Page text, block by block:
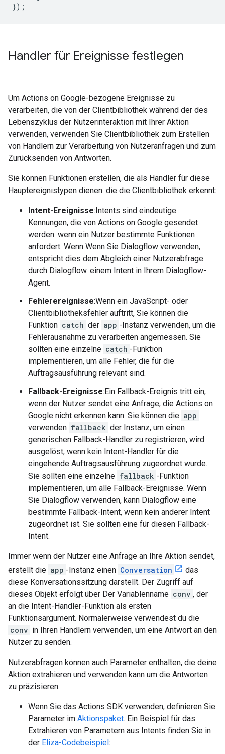
});
Handler für Ereignisse festlegen
Um Actions on Google-bezogene Ereignisse zu
verarbeiten, die von der Clientbibliothek während der des
Lebenszyklus der Nutzerinteraktion mit Ihrer Aktion
verwenden, verwenden Sie Clientbibliothek zum Erstellen
von Handlern zur Verarbeitung von Nutzeranfragen und zum
Zurücksenden von Antworten.
Sie können Funktionen erstellen, die als Handler für diese
Hauptereignistypen dienen. die die Clientbibliothek erkennt:
Intent-Ereignisse:Intents sind eindeutige
Kennungen, die von Actions on Google gesendet
werden. wenn ein Nutzer bestimmte Funktionen
anfordert. Wenn Wenn Sie Dialogflow verwenden,
entspricht dies dem Abgleich einer Nutzerabfrage
durch Dialogflow. einem Intent in Ihrem Dialogflow-
Agent.
Fehlerereignisse:Wenn ein JavaScript- oder
Clientbibliotheksfehler auftritt, Sie können die
Funktion catch der app -Instanz verwenden, um die
Fehlerausnahme zu verarbeiten angemessen. Sie
sollten eine einzelne catch -Funktion
implementieren, um alle Fehler, die für die
Auftragsausführung relevant sind.
Fallback-Ereignisse:Ein Fallback-Ereignis tritt ein,
wenn der Nutzer sendet eine Anfrage, die Actions on
Google nicht erkennen kann. Sie können die app
verwenden fallback der Instanz, um einen
generischen Fallback-Handler zu registrieren, wird
ausgelöst, wenn kein Intent-Handler für die
eingehende Auftragsausführung zugeordnet wurde.
Sie sollten eine einzelne fallback -Funktion
implementieren, um alle Fallback-Ereignisse. Wenn
Sie Dialogflow verwenden, kann Dialogflow eine
bestimmte Fallback-Intent, wenn kein anderer Intent
zugeordnet ist. Sie sollten eine für diesen Fallback-
Intent.
Immer wenn der Nutzer eine Anfrage an Ihre Aktion sendet,
erstellt die app -Instanz einen Conversation
das
diese Konversationssitzung darstellt. Der Zugriff auf
dieses Objekt erfolgt über Der Variablenname conv , der
an die Intent-Handler-Funktion als ersten
Funktionsargument. Normalerweise verwendest du die
conv in Ihren Handlern verwenden, um eine Antwort an den
Nutzer zu senden.
Nutzerabfragen können auch Parameter enthalten, die deine
Aktion extrahieren und verwenden kann um die Antworten
zu präzisieren.
Wenn Sie das Actions SDK verwenden, definieren Sie
Parameter im Aktionspaket. Ein Beispiel für das
Extrahieren von Parametern aus Intents finden Sie in
der Eliza-Codebeispiel: